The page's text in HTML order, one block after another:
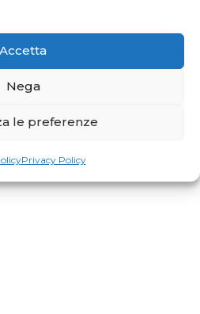
Accetta
Nega
le preferenze
Privacy Policy